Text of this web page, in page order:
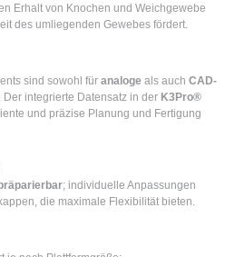
Erhalt von Knochen und Weichgewebe
des umliegenden Gewebes fördert.
sind sowohl für analoge als auch CAD-
Der integrierte Datensatz in der K3Pro®
und präzise Planung und Fertigung
; individuelle Anpassungen
die maximale Flexibilität bieten.